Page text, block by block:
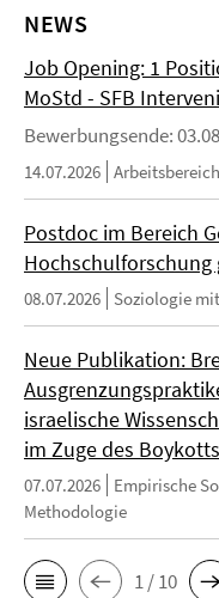
NEWS
Job Opening: 1
MoStd - SFB
Bewerbungsende:
14.07.2026
Postdoc im Bereich
Hochschulforschung
08.07.2026 Soziologie
Neue Publikation:
israelische
im Zuge des
07.07.2026
Empirische
Methodologie
1 / 10